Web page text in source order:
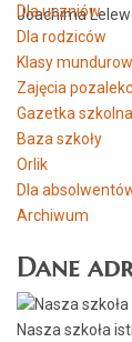
Joachima
Nasza szkoła
Dla uczniów
Dla rodziców
Klasy
Zajęcia
Gazetka szkolna
Baza szkoły
Orlik
Dla
Archiwum
Dane